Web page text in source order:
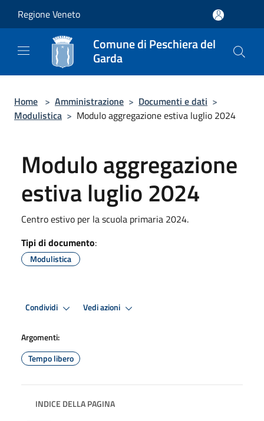
Regione Veneto
Comune di Peschiera del
Garda
Home > Amministrazione > Documenti e dati >
Modulistica > Modulo aggregazione estiva luglio 2024
Modulo aggregazione
estiva luglio 2024
Centro estivo per la scuola primaria 2024.
Tipi di documento:
Modulistica
Condividi Vedi azioni
Argomenti:
Tempo libero
INDICE DELLA PAGINA